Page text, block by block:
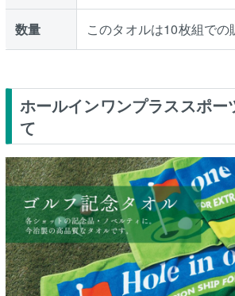
数量 このタオルは10枚組での
ホールインワンプラススポー
て